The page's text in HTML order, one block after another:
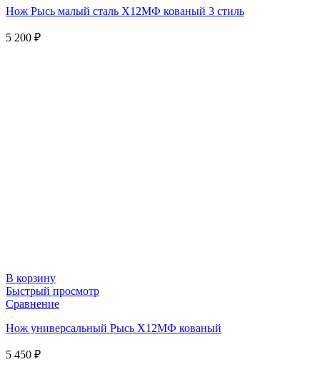
Нож Рысь малый сталь Х12МФ кованый 3 стиль
5 200 ₽
В корзину
Быстрый просмотр
Сравнение
Нож универсальный Рысь Х12МФ кованый
5 450 ₽